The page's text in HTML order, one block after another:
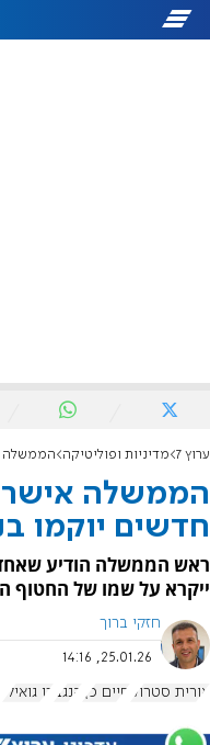
ערוץ 7 מדיניות ופוליטיקה הממשלה
הממשלה
חדשים יוקמו
ראש הממשלה הודיע
ייקרא על שמו של החטוף
חזקי ברוך
25.01.26, 14:16
אורית סטרוק חיים כץ הנגב רן גואילי